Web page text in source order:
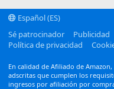
Español (ES)
Sé patrocinador
Publicidad
Política de privacidad
En calidad de Afiliado de
adscritas que cumplen los
ingresos por afiliación por